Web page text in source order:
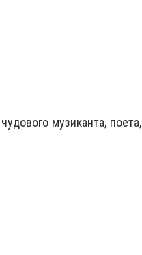
музиканта, поета,